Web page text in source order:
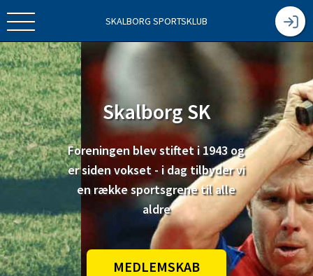
SKALBORG SPORTSKLUB
Skalborg SK
Foreningen blev stiftet i 1943 og
er siden vokset - i dag tilbyder vi
en række sportsgrene til alle
aldre
MEDLEMSKAB